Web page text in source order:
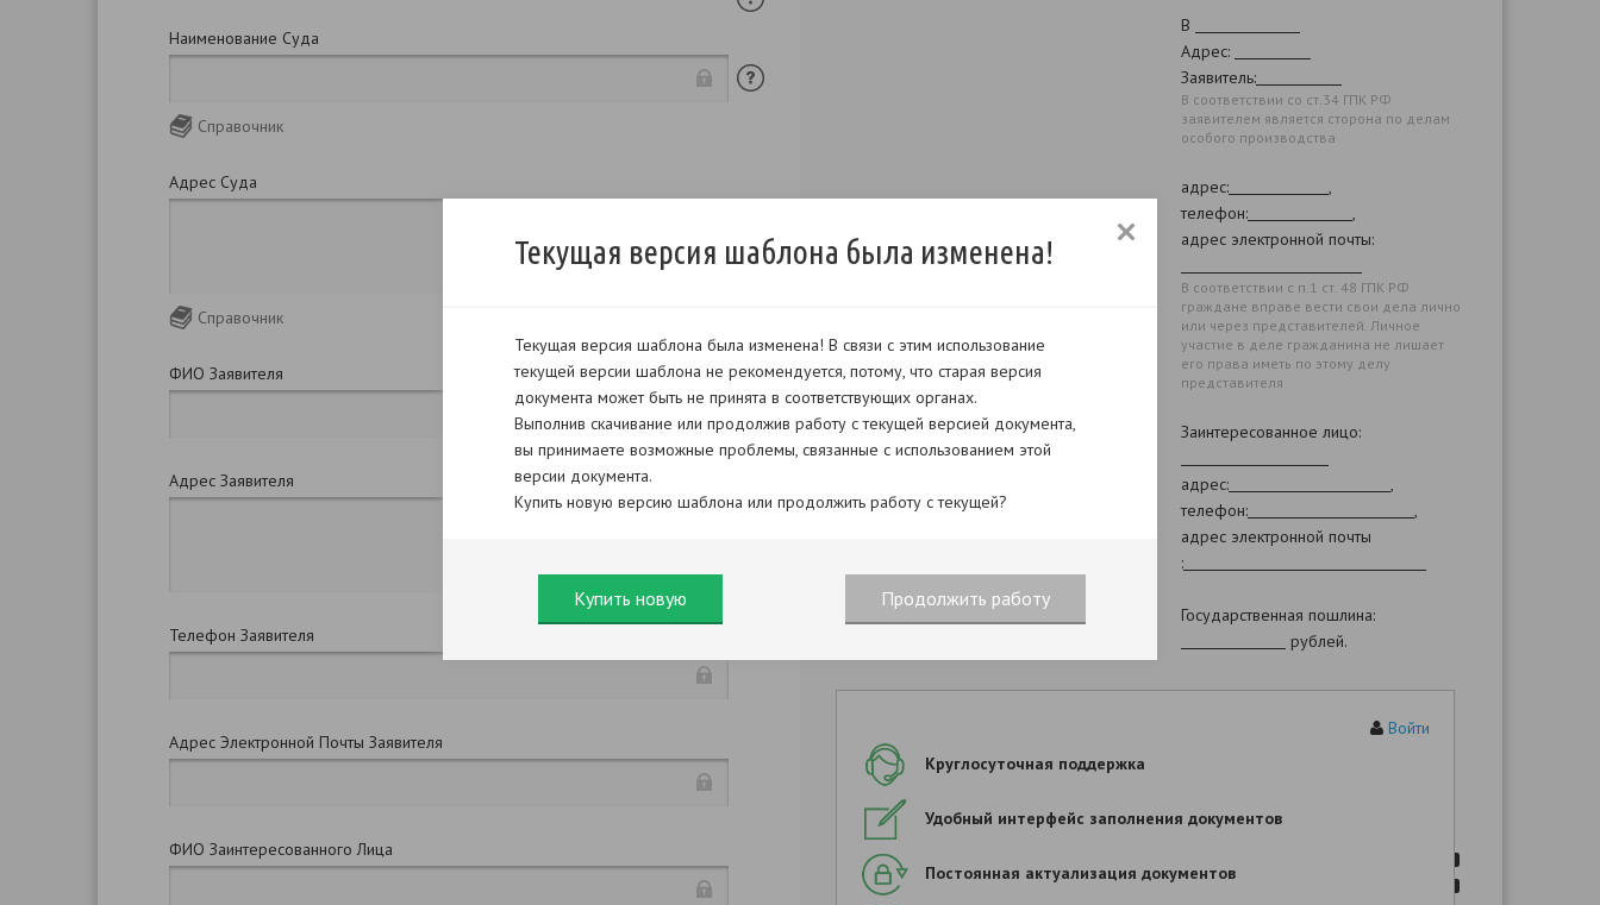
Текущая версия шаблона была изменена!
Текущая версия шаблона была изменена! В связи с этим использование
текущей версии шаблона не рекомендуется, потому, что старая версия
документа может быть не принята в соответствующих органах.
Выполнив скачивание или продолжив работу с текущей версией документа,
вы принимаете возможные проблемы, связанные с использованием этой
версии документа.
Купить новую версию шаблона или продолжить работу с текущей?
Продолжить работу
Купить новую
Наименование Суда
Справочник
Адрес Суда
Справочник
ФИО Заявителя
Адрес Заявителя
Телефон Заявителя
Адрес Электронной Почты Заявителя
ФИО Заинтересованного Лица
В
Адрес:
Заявитель:
В соответствии со ст.34 ГПК РФ
заявителем является сторона по делам
особого производства
адрес:
,
телефон:
,
адрес электронной почты:
В соответствии с п.1 ст. 48 ГПК РФ
граждане вправе вести свои дела лично
или через представителей. Личное
участие в деле гражданина не лишает
его права иметь по этому делу
представителя
Заинтересованное лицо:
адрес:
,
телефон:
,
адрес электронной почты
:
Государственная пошлина:
рублей.
Продолжить заполнение шаблона Вы сможете после оплаты!
Войти
Круглосуточная поддержка
Удобный интерфейс заполнения документов
Постоянная актуализация документов